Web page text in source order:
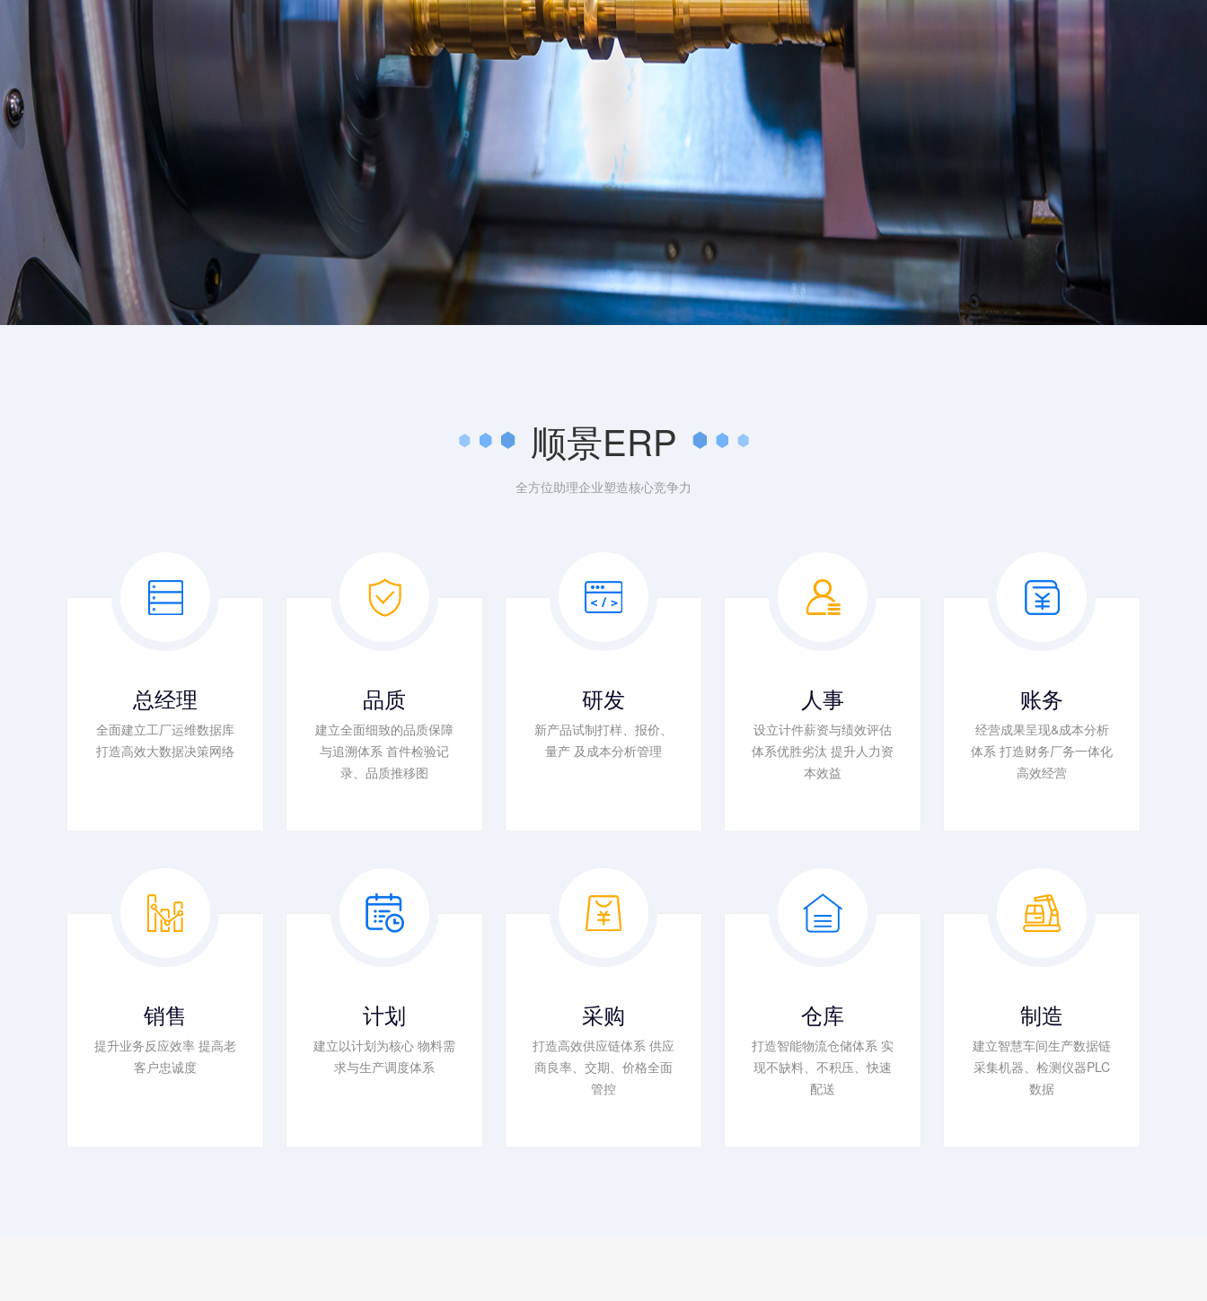
顺景ERP
全方位助理企业塑造核心竞争力
总经理
全面建立工厂运维数据库
打造高效大数据决策网络
品质
建立全面细致的品质保障
与追溯体系 首件检验记
录、品质推移图
研发
新产品试制打样、报价、
量产 及成本分析管理
人事
设立计件薪资与绩效评估
体系优胜劣汰 提升人力资
本效益
账务
经营成果呈现&成本分析
体系 打造财务厂务一体化
高效经营
销售
提升业务反应效率 提高老
客户忠诚度
计划
建立以计划为核心 物料需
求与生产调度体系
采购
打造高效供应链体系 供应
商良率、交期、价格全面
管控
仓库
打造智能物流仓储体系 实
现不缺料、不积压、快速
配送
制造
建立智慧车间生产数据链
采集机器、检测仪器PLC
数据